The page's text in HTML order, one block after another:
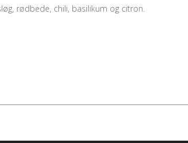
rødbede, chili, basilikum og citron.